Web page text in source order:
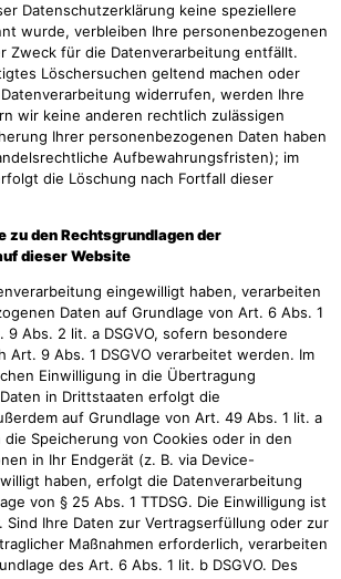
Datenschutzerklärung keine speziellere
wurde, verbleiben Ihre personenbezogenen
Zweck für die Datenverarbeitung entfällt.
Löschersuchen geltend machen oder
widerrufen, werden Ihre
wir keine anderen rechtlich zulässigen
Ihrer personenbezogenen Daten haben
Aufbewahrungsfristen); im
die Löschung nach Fortfall dieser
zu den Rechtsgrundlagen der
dieser Website
eingewilligt haben, verarbeiten
Daten auf Grundlage von Art. 6 Abs. 1
9 Abs. 2 lit. a DSGVO, sofern besondere
Art. 9 Abs. 1 DSGVO verarbeitet werden. Im
Einwilligung in die Übertragung
in Drittstaaten erfolgt die
auf Grundlage von Art. 49 Abs. 1 lit. a
die Speicherung von Cookies oder in den
in Ihr Endgerät (z. B. via Device-
haben, erfolgt die Datenverarbeitung
von § 25 Abs. 1 TTDSG. Die Einwilligung ist
Sind Ihre Daten zur Vertragserfüllung oder zur
Maßnahmen erforderlich, verarbeiten
des Art. 6 Abs. 1 lit. b DSGVO. Des